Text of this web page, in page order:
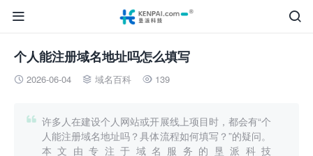


个人能注册域名地址吗怎么填写
 2026-06-04  域名百科  139
 许多人在建设个人网站或开展线上项目时，都会有“个
人能注册域名地址吗？具体流程如何填写？”的疑问。
本文由专注于域名服务的垦派科技